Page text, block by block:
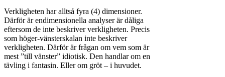
Verkligheten har alltså fyra (4) dimensioner.
Därför är endimensionella analyser är dåliga
eftersom de inte beskriver verkligheten. Precis
som höger-vänsterskalan inte beskriver
verkligheten. Därför är frågan om vem som är
mest ”till vänster” idiotisk. Den handlar om en
tävling i fantasin. Eller om gröt – i huvudet.